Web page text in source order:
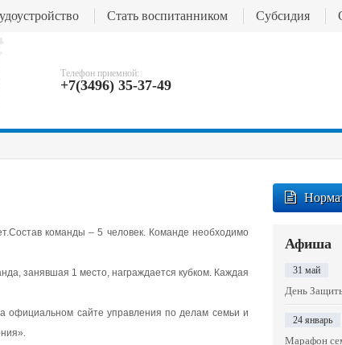
Телефон приемной:
+7(3496) 35-37-49
Стать воспитанником Субсидия
команды – 5 человек. Команде необходимо
занявшая 1 место, награждается кубком. Каждая
официальном сайте управления по делам семьи и
Афиша
31 май
День
24 январь
Марафон